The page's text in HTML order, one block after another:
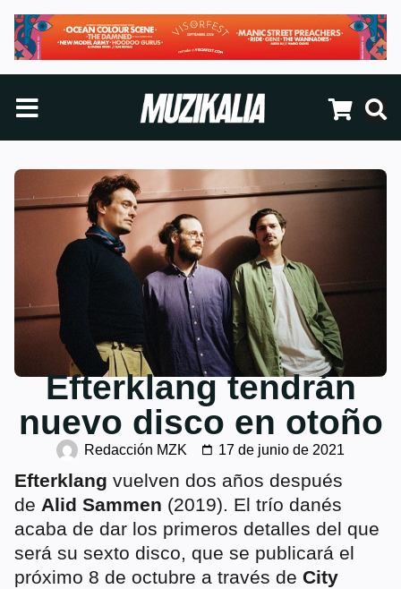
Efterklang tendrán
nuevo disco en otoño
Redacción MZK 17 de junio de 2021
Efterklang vuelven dos años después
de Alid Sammen (2019). El trío danés
acaba de dar los primeros detalles del que
será su sexto disco, que se publicará el
próximo 8 de octubre a través de City